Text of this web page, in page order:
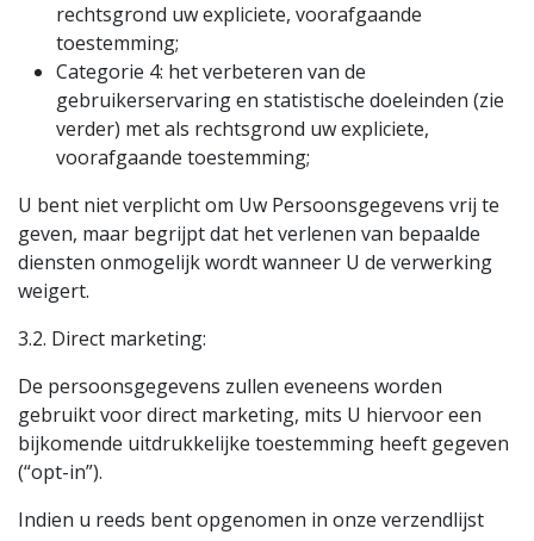
rechtsgrond uw expliciete, voorafgaande
toestemming;
Categorie 4: het verbeteren van de
gebruikerservaring en statistische doeleinden (zie
verder) met als rechtsgrond uw expliciete,
voorafgaande toestemming;
U bent niet verplicht om Uw Persoonsgegevens vrij te
geven, maar begrijpt dat het verlenen van bepaalde
diensten onmogelijk wordt wanneer U de verwerking
weigert.
3.2. Direct marketing:
De persoonsgegevens zullen eveneens worden
gebruikt voor direct marketing, mits U hiervoor een
bijkomende uitdrukkelijke toestemming heeft gegeven
(“opt-in”).
Indien u reeds bent opgenomen in onze verzendlijst